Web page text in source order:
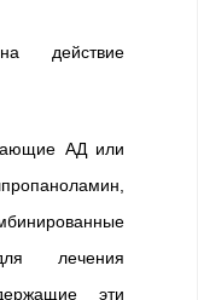
действие
АД или
лечения
эти